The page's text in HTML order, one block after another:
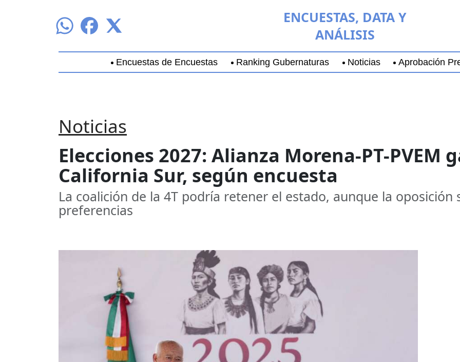
ENCUESTAS, DATA Y
ANÁLISIS
Encuestas de Encuestas Ranking Gubernaturas Noticias Aprobación
Noticias
Elecciones 2027: Alianza Morena-PT-PVEM
California Sur, según encuesta
La coalición de la 4T podría retener el estado, aunque la oposición
preferencias